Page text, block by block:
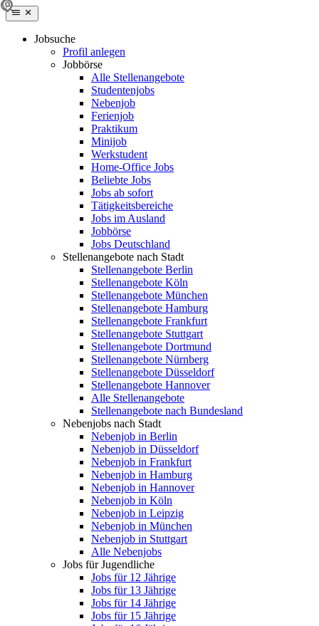
Jobsuche
Profil anlegen
Jobbörse
Alle Stellenangebote
Studentenjobs
Nebenjob
Ferienjob
Praktikum
Minijob
Werkstudent
Home-Office Jobs
Beliebte Jobs
Jobs ab sofort
Tätigkeitsbereiche
Jobs im Ausland
Jobbörse
Jobs Deutschland
Stellenangebote nach Stadt
Stellenangebote Berlin
Stellenangebote Köln
Stellenangebote München
Stellenangebote Hamburg
Stellenangebote Frankfurt
Stellenangebote Stuttgart
Stellenangebote Dortmund
Stellenangebote Nürnberg
Stellenangebote Düsseldorf
Stellenangebote Hannover
Alle Stellenangebote
Stellenangebote nach Bundesland
Nebenjobs nach Stadt
Nebenjob in Berlin
Nebenjob in Düsseldorf
Nebenjob in Frankfurt
Nebenjob in Hamburg
Nebenjob in Hannover
Nebenjob in Köln
Nebenjob in Leipzig
Nebenjob in München
Nebenjob in Stuttgart
Alle Nebenjobs
Jobs für Jugendliche
Jobs für 12 Jährige
Jobs für 13 Jährige
Jobs für 14 Jährige
Jobs für 15 Jährige